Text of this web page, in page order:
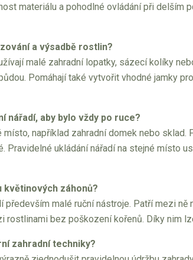
materiálu a pohodlné ovládání při delším
a výsadbě rostlin?
malé zahradní lopatky, sázecí kolíky
Pomáhají také vytvořit vhodné jamky
nářadí, aby bylo vždy po ruce?
například zahradní domek nebo
Pravidelné ukládání nářadí na stejné místo
květinových záhonů?
malé ruční nástroje. Patří mezi ně
rostlinami bez poškození kořenů. Díky nim
zahradní techniky?